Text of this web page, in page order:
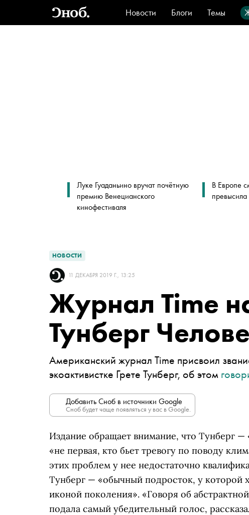
Новости Блоги Темы
Стиль
Видео
Луке Гуаданьино вручат почётную
премию Венецианского
кинофестиваля
В Европе
НОВОСТИ
11 ДЕКАБРЯ 2019 Г., 13:25
Журнал Time
Тунберг
Американский журнал Time присвоил
экоактивистке Грете Тунберг, об этом
Добавить Сноб в источники Google
Сноб будет чаще появляться у вас в Google.
Издание обращает внимание, что Тунберг
«не первая, кто бьет тревогу по поводу
этих проблем у нее недостаточно
Тунберг — «обычный подросток, у которой
иконой поколения». «Говоря об
подала самый убедительный голос,